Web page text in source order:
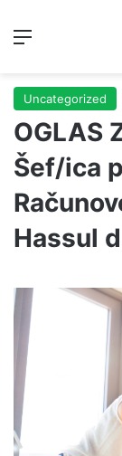
Uncategorized
OGLAS
Šef/ica
Hassul